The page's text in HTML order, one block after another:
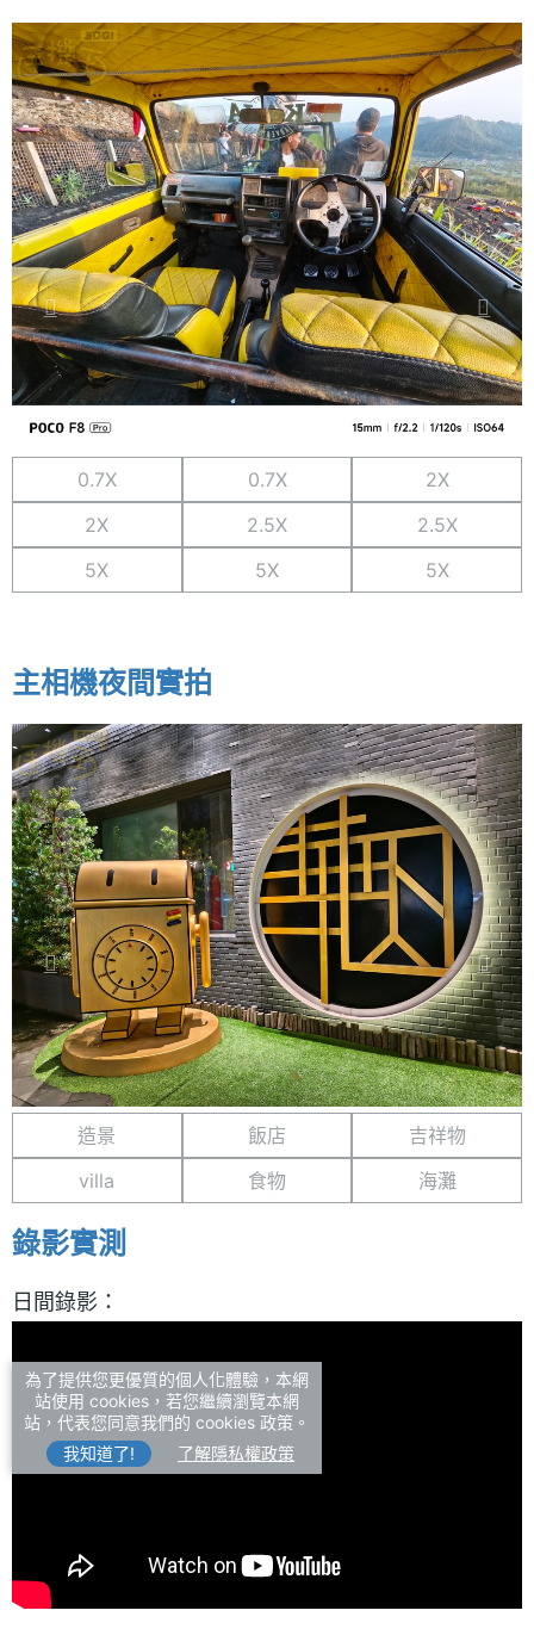
0.7X 0.7X
2X
2X
2.5X
2.5X
5X
5X 5X
主相機夜間實拍
造景 飯店
吉祥物
villa
食物 海灘
錄影實測
日間錄影：
為了提供您更優質的個人化體驗，本網
站使用 cookies，若您繼續瀏覽本網
站，代表您同意我們的 cookies 政策。
我知道了!
了解隱私權政策